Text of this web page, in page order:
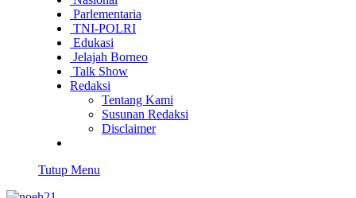
Parlementaria
TNI-POLRI
Edukasi
Jelajah Borneo
Talk Show
Redaksi
Tentang Kami
Susunan Redaksi
Disclaimer
Tutup Menu